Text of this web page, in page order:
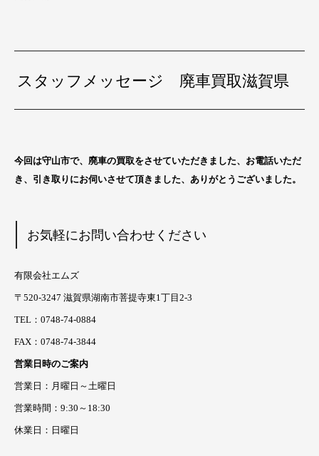
スタッフメッセージ 廃車買取滋賀県
今回は守山市で、廃車の買取をさせていただきました、お電話いただ
き、引き取りにお伺いさせて頂きました、ありがとうございました。
お気軽にお問い合わせください
有限会社エムズ
〒520-3247 滋賀県湖南市菩提寺東1丁目2-3
TEL：0748-74-0884
FAX：0748-74-3844
営業日時のご案内
営業日：月曜日～土曜日
営業時間：9:30～18:30
休業日：日曜日